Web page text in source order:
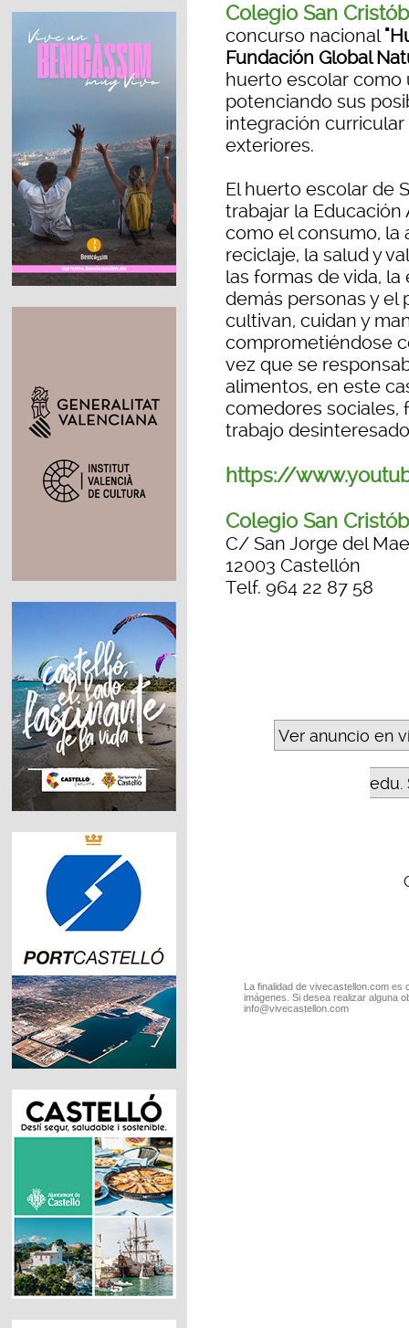
Colegio San
concurso nacional
Fundación Global
huerto escolar como
potenciando sus
integración
exteriores.
El huerto escolar de
trabajar la
como el consumo, la
reciclaje, la salud y
las formas de vida,
demás personas y el
cultivan, cuidan y
comprometiéndose
vez que se
alimentos, en este
comedores sociales,
trabajo
https://
Colegio San
C/ San Jorge del
12003 Castellón
Telf. 964 22 87 58
Ver anuncio en
edu.
La finalidad de vivecastellon.com
imágenes. Si desea realizar alguna
info@vivecastellon.com